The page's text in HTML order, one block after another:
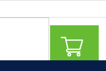
KOŠÍK